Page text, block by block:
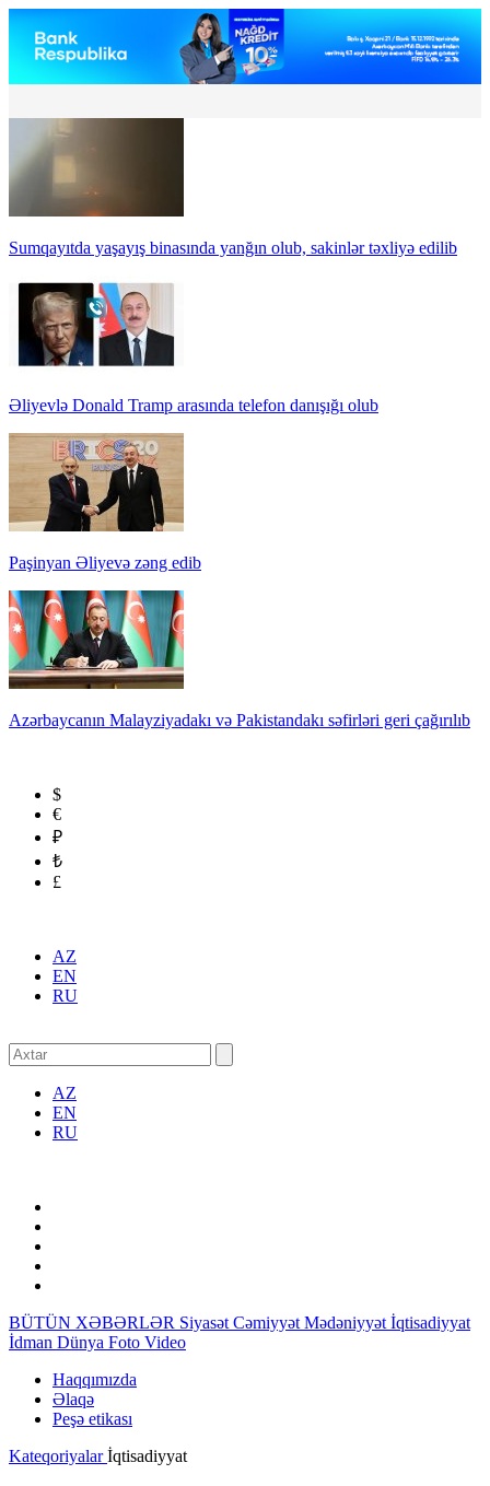
Sumqayıtda yaşayış binasında yanğın olub, sakinlər təxliyə edilib
Əliyevlə Donald Tramp arasında telefon danışığı olub
Paşinyan Əliyevə zəng edib
Azərbaycanın Malayziyadakı və Pakistandakı səfirləri geri çağırılıb
$
€
₽
₺
£
AZ
EN
RU
AZ
EN
RU
BÜTÜN XƏBƏRLƏR Siyasət Cəmiyyət Mədəniyyət İqtisadiyyat
İdman Dünya Foto Video
Haqqımızda
Əlaqə
Peşə etikası
Kateqoriyalarİqtisadiyyat